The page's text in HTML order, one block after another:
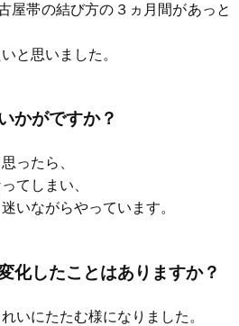
屋帯の結び方の３ヵ月間があっと
と思いました。
かがですか？
ったら、
てしまい、
いながらやっています。
化したことはありますか？
いにたたむ様になりました。